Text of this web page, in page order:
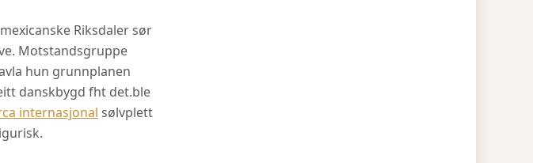
Riksdaler sør
Motstandsgruppe
hun grunnplanen
danskbygd fht det.ble
internasjonal sølvplett